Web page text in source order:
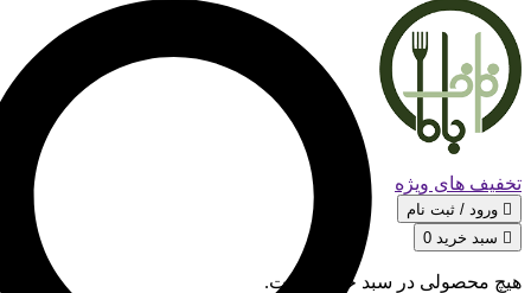
تخفیف های ویژه
سبد خرید 0
هیچ محصولی در سبد خرید نیست.